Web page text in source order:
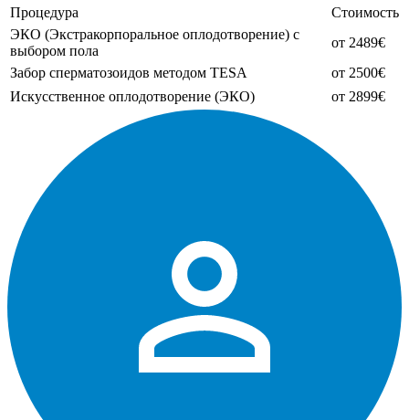
Процедура
Стоимость
ЭКО (Экстракорпоральное оплодотворение) с
выбором пола
от 2489€
Забор сперматозоидов методом TESA
от 2500€
Искусственное оплодотворение (ЭКО)
от 2899€